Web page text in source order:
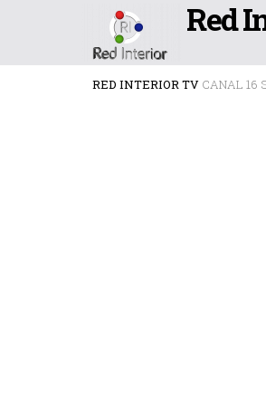
Red
RED INTERIOR TV CANAL 16